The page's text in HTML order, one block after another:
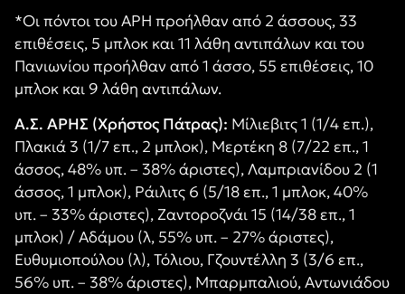
*Οι πόντοι του ΑΡΗ προήλθαν από 2 άσσους, 33
επιθέσεις, 5 μπλοκ και 11 λάθη αντιπάλων και του
Πανιωνίου προήλθαν από 1 άσσο, 55 επιθέσεις, 10
μπλοκ και 9 λάθη αντιπάλων.
Α.Σ. ΑΡΗΣ (Χρήστος Πάτρας): Μίλιεβιτς 1 (1/4 επ.),
Πλακιά 3 (1/7 επ., 2 μπλοκ), Μερτέκη 8 (7/22 επ., 1
άσσος, 48% υπ. – 38% άριστες), Λαμπριανίδου 2 (1
άσσος, 1 μπλοκ), Ράιλιτς 6 (5/18 επ., 1 μπλοκ, 40%
υπ. – 33% άριστες), Ζαντοροζνάι 15 (14/38 επ., 1
μπλοκ) / Αδάμου (λ, 55% υπ. – 27% άριστες),
Ευθυμιοπούλου (λ), Τόλιου, Γζουντέλλη 3 (3/6 επ.,
56% υπ. – 38% άριστες), Μπαρμπαλιού, Αντωνιάδου